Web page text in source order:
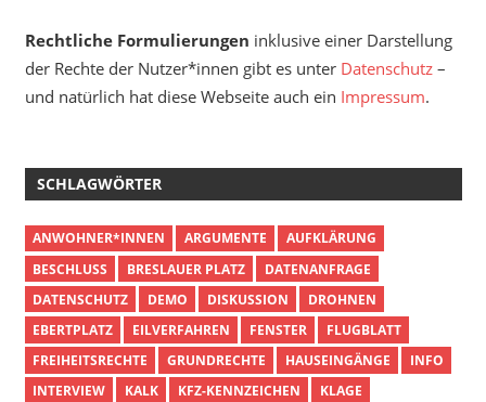
Rechtliche Formulierungen inklusive einer Darstellung
der Rechte der Nutzer*innen gibt es unter Datenschutz–
und natürlich hat diese Webseite auch ein Impressum.
SCHLAGWÖRTER
ANWOHNER*INNEN ARGUMENTE
AUFKLÄRUNG
BESCHLUSS
BRESLAUER PLATZ
DATENANFRAGE
DATENSCHUTZ
DEMO DISKUSSION
DROHNEN
EBERTPLATZ
EILVERFAHREN FENSTER
FLUGBLATT
FREIHEITSRECHTE
GRUNDRECHTE HAUSEINGÄNGE
INFO
INTERVIEW
KALK KFZ-KENNZEICHEN
KLAGE